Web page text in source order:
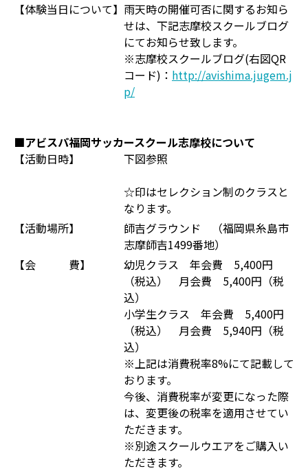
【体験当日について】 雨天時の開催可否に関するお知ら
せは、下記志摩校スクールブログ
にてお知らせ致します。
※志摩校スクールブログ(右図QR
コード)： http://avishima.jugem.j
p/
■アビスパ福岡サッカースクール志摩校について
【活動日時】
下図参照
☆印はセレクション制のクラスと
なります。
【活動場所】
師吉グラウンド （福岡県糸島市
志摩師吉1499番地）
【会 費】
幼児クラス 年会費 5,400円
（税込） 月会費 5,400円（税
込）
小学生クラス 年会費 5,400円
（税込） 月会費 5,940円（税
込）
※上記は消費税率8%にて記載して
おります。
今後、消費税率が変更になった際
は、変更後の税率を適用させてい
ただきます。
※別途スクールウエアをご購入い
ただきます。